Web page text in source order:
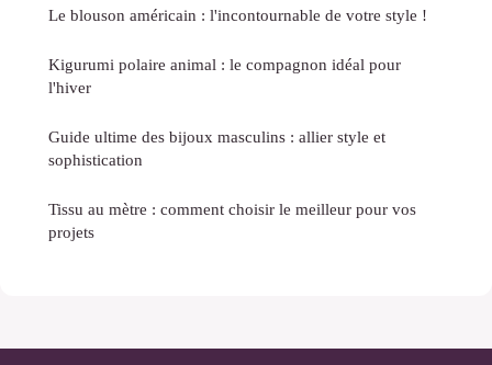
Le blouson américain : l'incontournable de votre style !
Kigurumi polaire animal : le compagnon idéal pour
l'hiver
Guide ultime des bijoux masculins : allier style et
sophistication
Tissu au mètre : comment choisir le meilleur pour vos
projets